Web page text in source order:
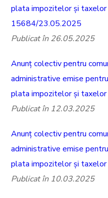
plata impozitelor și taxelor
15684/23.05.2025
Publicat în 26.05.2025
Anunț colectiv pentru
administrative emise
plata impozitelor și
Publicat în 12.03.2025
Anunț colectiv pentru
administrative emise
plata impozitelor și
Publicat în 10.03.2025